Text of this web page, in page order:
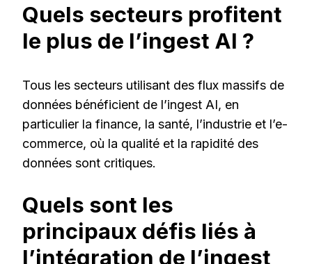
Quels secteurs profitent
le plus de l’ingest AI ?
Tous les secteurs utilisant des flux massifs de
données bénéficient de l’ingest AI, en
particulier la finance, la santé, l’industrie et l’e-
commerce, où la qualité et la rapidité des
données sont critiques.
Quels sont les
principaux défis liés à
l’intégration de l’ingest